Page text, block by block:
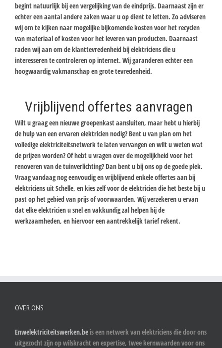
begint natuurlijk bij een vergelijking van de eindprijs. Daarnaast zijn er
echter een aantal andere zaken waar u op dient te letten. Zo adviseren
wij om te kijken naar mogelijke bijkomende kosten voor het recyclen
van materiaal of kosten voor het leveren van producten. Daarnaast
raden wij aan om de klanttevredenheid bij elektriciens die u
interesseren te controleren op internet. Wij garanderen echter een
hoogwaardig vakmanschap en grote tevredenheid.
Vrijblijvend offertes aanvragen
Wilt u graag een nieuwe groepenkast aansluiten, maar hebt u hierbij
de hulp van een ervaren elektricien nodig? Bent u van plan om het
volledige elektriciteitsnetwerk te laten vervangen en wilt u weten wat
de prijzen worden? Of hebt u vragen over de mogelijkheid voor het
renoveren van de tuinverlichting? Dan bent u bij ons op de goede plek.
Vraag vandaag nog eenvoudig en vrijblijvend enkele offertes aan bij
elektriciens uit Schelle, en kies zelf voor de elektricien die het beste bij u
past op het gebied van prijs of voorwaarden. Wij verzekeren u ervan
dat elke elektricien u snel en vakkundig zal helpen bij de
werkzaamheden, en hiervoor een aantrekkelijk tarief rekent.
OVER ONS
Enwelektriciteitswerken.be is een netwerk van elektriciens die door ons
uitgezocht zijn op wilskracht en expertise, twee kernwaarden voor ons